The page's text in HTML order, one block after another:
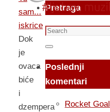
sam...
iskrice
Dok
je
ovaca
biće
i
dzempera
Pretraga
Search
for:
Search
Poslednji
komentari
Rocket Goal